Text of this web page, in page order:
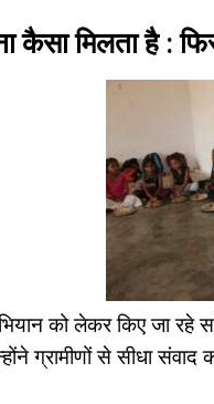
मिलता है :
को लेकर किए जा रहे
ग्रामीणों से सीधा